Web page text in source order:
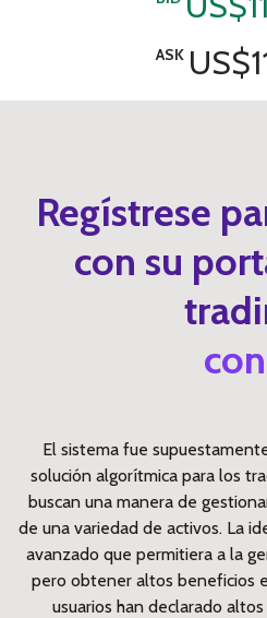
ASK
Regístrese
con su
El sistema fue
solución algorítmica para los
buscan una manera de
de una variedad de activos. La
avanzado que permitiera a la
pero obtener altos beneficios
usuarios han declarado